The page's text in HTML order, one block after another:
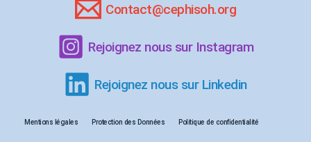
Contact@cephisoh.org
Rejoignez nous sur Instagram
Rejoignez nous sur Linkedin
Mentions légales Protection des Données Politique de confidentialité